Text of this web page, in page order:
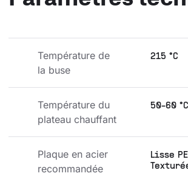
Température de
la buse
215 °C
Température du
plateau chauffant
50-60 °C
Plaque en acier
recommandée
Lisse